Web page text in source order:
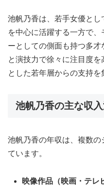
池帆乃香は、若手女優と
を中心に活躍する一方で
ーとしての側面も持つ多
と演技力で徐々に注目度
とした若年層からの支持を
池帆乃香の主な収
池帆乃香の年収は、複数
ています。
映像作品（映画・テレ